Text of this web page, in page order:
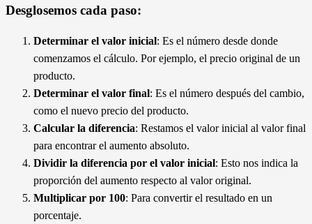
Desglosemos cada paso:
Determinar el valor inicial: Es el número desde donde
comenzamos el cálculo. Por ejemplo, el precio original de un
producto.
Determinar el valor final: Es el número después del cambio,
como el nuevo precio del producto.
Calcular la diferencia: Restamos el valor inicial al valor final
para encontrar el aumento absoluto.
Dividir la diferencia por el valor inicial: Esto nos indica la
proporción del aumento respecto al valor original.
Multiplicar por 100: Para convertir el resultado en un
porcentaje.